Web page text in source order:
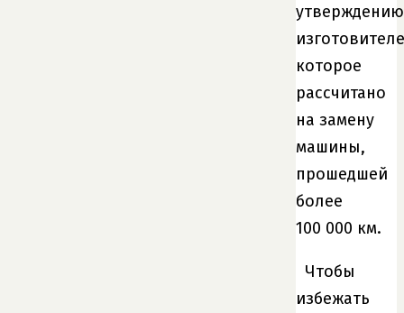
утверждению
которое
рассчитано
на замену
машины,
прошедшей
более
100 000 км.
Чтобы
избежать